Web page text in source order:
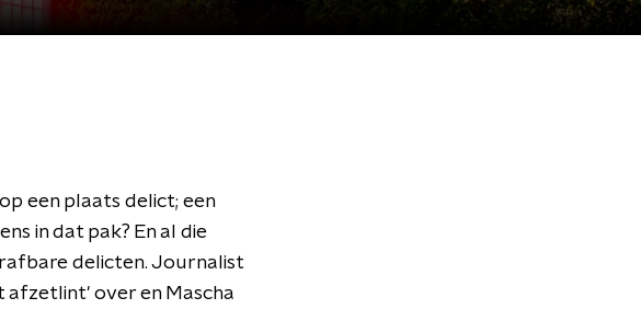
een plaats delict; een
in dat pak? En al die
delicten. Journalist
afzetlint' over en Mascha